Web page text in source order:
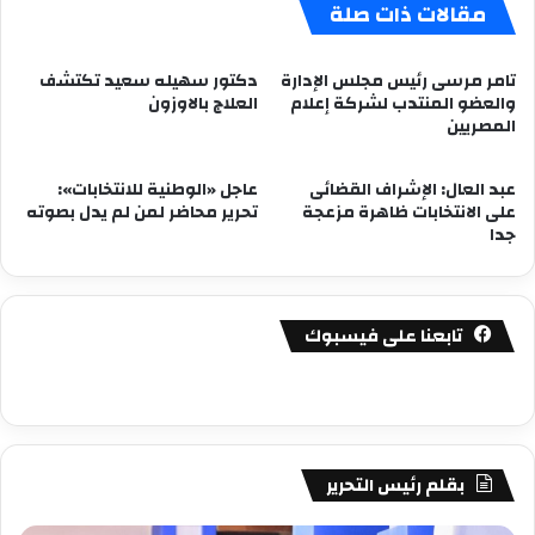
مقالات ذات صلة
تامر مرسى رئيس مجلس الإدارة
والعضو المنتدب لشركة إعلام
المصريين
دكتور سهيله سعيد تكتشف
العلاج بالاوزون
عبد العال: الإشراف القضائى
على الانتخابات ظاهرة مزعجة
جدا
عاجل «الوطنية للانتخابات»:
تحرير محاضر لمن لم يدل بصوته
تابعنا على فيسبوك
بقلم رئيس التحرير